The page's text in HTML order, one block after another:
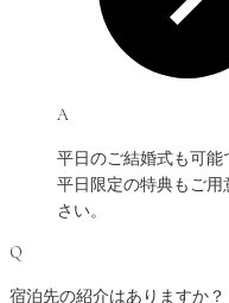
A
平日のご結婚式も可能
平日限定の特典もご
さい。
Q
宿泊先の紹介はありますか？